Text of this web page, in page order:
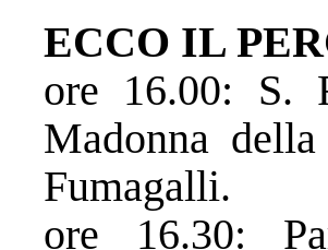
ECCO IL
ore 16.00: ​S.
Madonna
Fumagalli.
ore 16.30: